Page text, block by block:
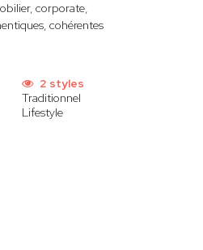
corporate,
cohérentes
2 styles
Traditionnel
Lifestyle